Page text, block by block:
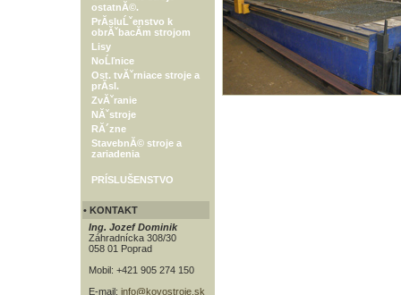
ostatnĂ©.
PrĂ­sluĹˇenstvo k
obrĂˇbacĂ­m strojom
Lisy
NoĹľnice
Ost. tvĂˇrniace stroje a
prĂ­sl.
ZvĂˇranie
NĂˇstroje
RĂ´zne
StavebnĂ© stroje a
zariadenia
PRÍSLUŠENSTVO
• KONTAKT
Ing. Jozef Dominik
Záhradnícka 308/30
058 01 Poprad
Mobil: +421 905 274 150
E-mail: info@kovostroje.sk